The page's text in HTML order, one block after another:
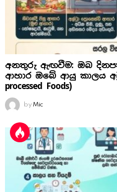
අනතුරු ඇඟවීම: ඔබ
ආහාර ඔබේ ආයු කාලය
processed Foods)
by Mic